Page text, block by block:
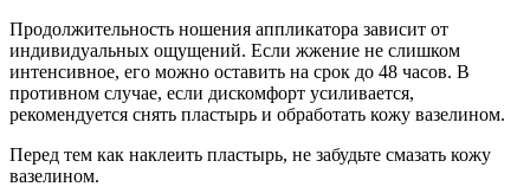
Продолжительность ношения аппликатора зависит от
индивидуальных ощущений. Если жжение не слишком
интенсивное, его можно оставить на срок до 48 часов. В
противном случае, если дискомфорт усиливается,
рекомендуется снять пластырь и обработать кожу вазелином.
Перед тем как наклеить пластырь, не забудьте смазать кожу
вазелином.